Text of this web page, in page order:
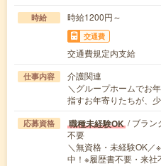
時給 時給1200円～
交通費
交通費規定内支給
仕事内容
介護関連
＼グループホームでお
指すお年寄りたちが、
応募資格 職種未経験OK / ブラン
不要
＼無資格・未経験OK
中！※履歴書不要・来